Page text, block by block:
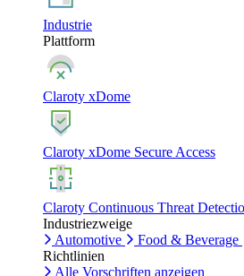
Industrie
Plattform
Claroty xDome
Claroty xDome Secure Access
Claroty Continuous Threat
Industriezweige
Automotive
Food & Beverage
Richtlinien
Alle Vorschriften anzeigen